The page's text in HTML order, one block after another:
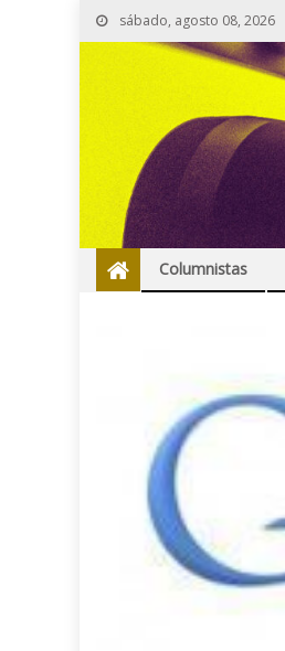
sábado, agosto 08, 2026
Columnistas